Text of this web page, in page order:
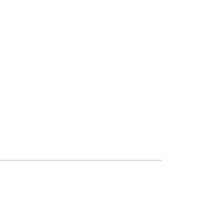
en bois,
des clients.